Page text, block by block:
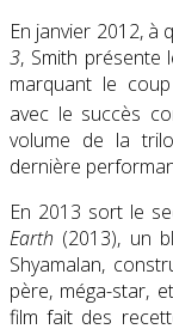
En janvier 2012,
3, Smith présente
marquant le
avec le succès
volume de la
dernière
En 2013 sort le
Earth (2013), un
Shyamalan,
père, méga-star,
film fait des